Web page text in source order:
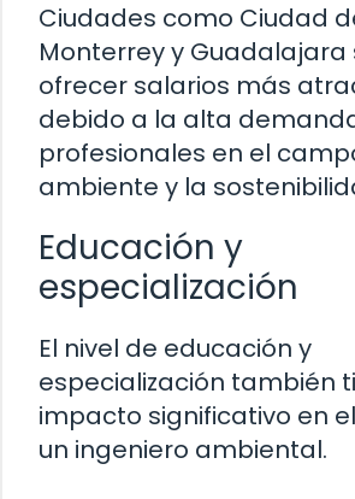
Ciudades como Ciudad
Monterrey y Guadalajara
ofrecer salarios más
debido a la alta
profesionales en el
ambiente y la
Educación y
especialización
El nivel de educación y
especialización también
impacto significativo en
un ingeniero ambiental.